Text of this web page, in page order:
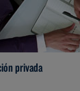
privada